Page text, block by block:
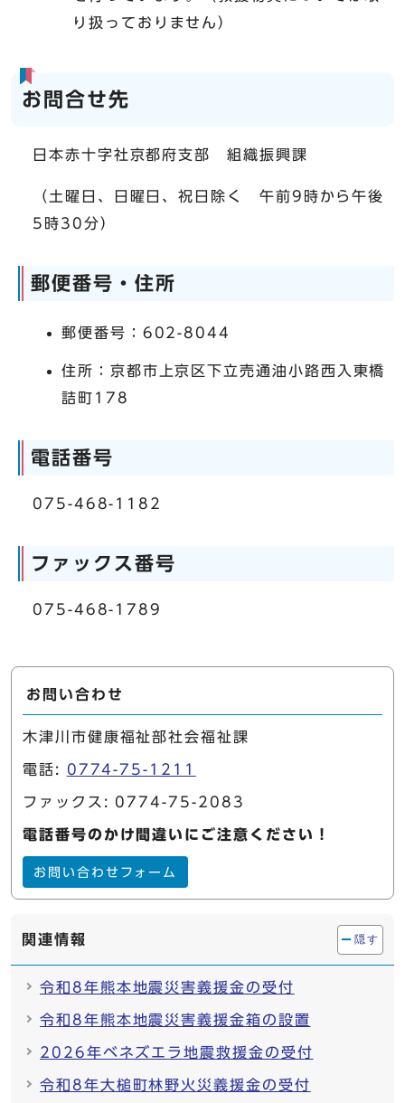
り扱っておりません）
お問合せ先
日本赤十字社京都府支部 組織振興課
（土曜日、日曜日、祝日除く 午前9時から午後
5時30分）
郵便番号・住所
郵便番号：602-8044
住所：京都市上京区下立売通油小路西入東橋
詰町178
電話番号
075-468-1182
ファックス番号
075-468-1789
お問い合わせ
木津川市健康福祉部社会福祉課
電話: 0774-75-1211
ファックス: 0774-75-2083
電話番号のかけ間違いにご注意ください！
お問い合わせフォーム
関連情報 隠す
令和8年熊本地震災害義援金の受付
令和8年熊本地震災害義援金箱の設置
2026年ベネズエラ地震救援金の受付
令和8年大槌町林野火災義援金の受付